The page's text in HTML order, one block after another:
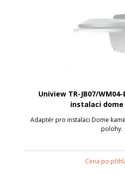
Uniview TR-JB07/
instalaci
Adaptér pro instalaci Dome
polohy.
Cena po